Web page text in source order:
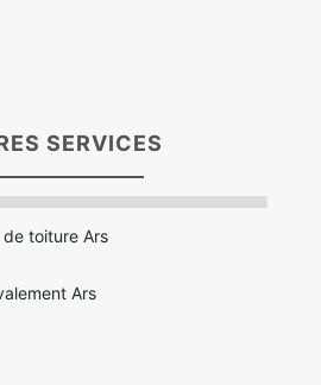
SERVICES
toiture Ars
Ars